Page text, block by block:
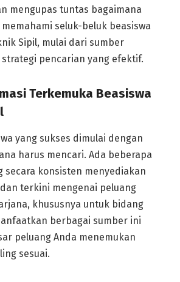
mengupas tuntas bagaimana
seluk-beluk beasiswa
Sipil, mulai dari sumber
pencarian yang efektif.
Terkemuka Beasiswa
yang sukses dimulai dengan
harus mencari. Ada beberapa
secara konsisten menyediakan
terkini mengenai peluang
khususnya untuk bidang
berbagai sumber ini
peluang Anda menemukan
sesuai.